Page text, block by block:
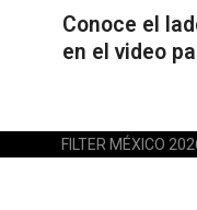
Conoce el
en el video
FILTER MÉXICO